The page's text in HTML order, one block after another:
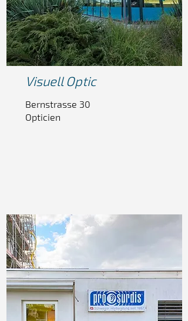
VisuellOptic
Bernstrasse 30
Opticien